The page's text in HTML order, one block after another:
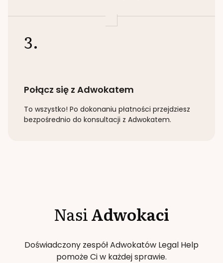
3.
Połącz się z Adwokatem
To wszystko! Po dokonaniu płatności przejdziesz
bezpośrednio do konsultacji z Adwokatem.
NasiAdwokaci
Doświadczony zespół Adwokatów Legal Help
pomoże Ci w każdej sprawie.